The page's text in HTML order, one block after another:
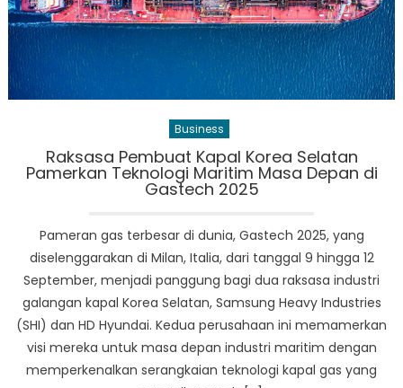
Terapkan
Aturan
Baru
Business
Raksasa Pembuat Kapal Korea Selatan
Pamerkan Teknologi Maritim Masa Depan di
Gastech 2025
Pameran gas terbesar di dunia, Gastech 2025, yang
diselenggarakan di Milan, Italia, dari tanggal 9 hingga 12
September, menjadi panggung bagi dua raksasa industri
galangan kapal Korea Selatan, Samsung Heavy Industries
(SHI) dan HD Hyundai. Kedua perusahaan ini memamerkan
visi mereka untuk masa depan industri maritim dengan
memperkenalkan serangkaian teknologi kapal gas yang